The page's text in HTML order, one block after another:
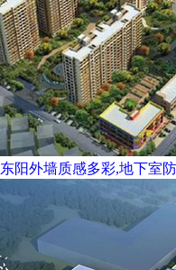
东阳外墙质感多彩,地下室